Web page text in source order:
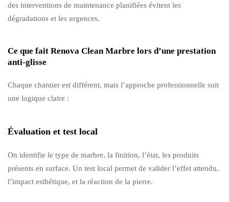
des interventions de maintenance planifiées évitent les
dégradations et les urgences.
Ce que fait Renova Clean Marbre lors d’une prestation
anti-glisse
Chaque chantier est différent, mais l’approche professionnelle suit
une logique claire :
Évaluation et test local
On identifie le type de marbre, la finition, l’état, les produits
présents en surface. Un test local permet de valider l’effet attendu,
l’impact esthétique, et la réaction de la pierre.